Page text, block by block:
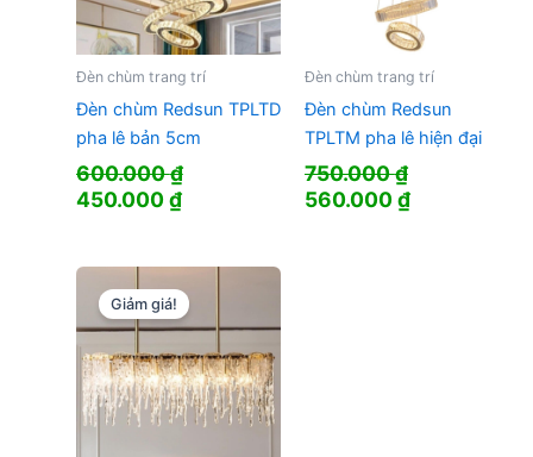
Đèn chùm trang trí
Đèn chùm Redsun TPLTD
pha lê bản 5cm
600.000₫
Giá
600.000 ₫.
450.000₫Giá
450.000 ₫.
Đèn chùm trang trí
Đèn chùm Redsun
TPLTM pha lê hiện đại
750.000₫
Giá
560.000₫Giá
Giảm giá!